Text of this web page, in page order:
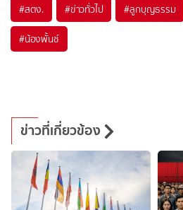
#สตง. #ข่าวทั่วไป #ลูกบุญธรรม
#น้องพั้นช์
ข่าวที่เกี่ยวข้อง